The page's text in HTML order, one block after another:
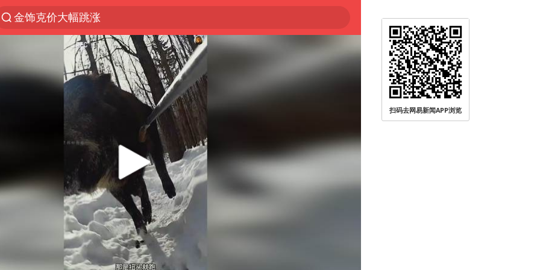
金饰克价大幅跳涨
台风“白海豚”影响中国已成定局
台风“鲸鱼”停编
李在明批驻韩美军拖延归还用地说明啥
陕西柞水县突发泥石流致1死2失联
郑国霖回应去景区上班被保安拦下
曝侯明昊违反交规被约谈
律师称“梅姨”若满75岁或不适用死刑
“梅姨”准确年龄仍未知
南昌一规划馆现“阴间座椅”字样
韩国每3辆新上牌电车就有1辆来自中国
扫码去网易新闻APP浏览